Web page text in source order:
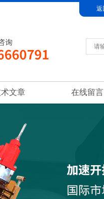
返
文章 在线留言